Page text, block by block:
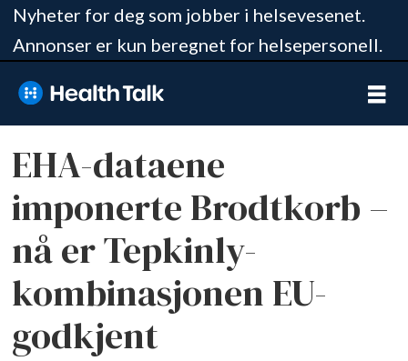
Nyheter for deg som jobber i helsevesenet.
Annonser er kun beregnet for helsepersonell.
EHA-dataene
imponerte Brodtkorb –
nå er Tepkinly-
kombinasjonen EU-
godkjent